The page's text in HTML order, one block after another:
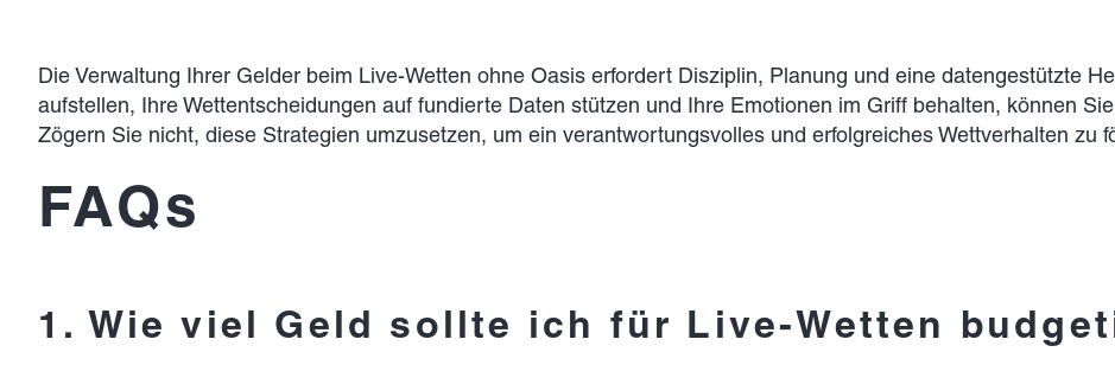
Die Verwaltung Ihrer Gelder beim Live-Wetten ohne Oasis erfordert Disziplin, Planung und eine datengestützte
aufstellen, Ihre Wettentscheidungen auf fundierte Daten stützen und Ihre Emotionen im Griff behalten, können
Zögern Sie nicht, diese Strategien umzusetzen, um ein verantwortungsvolles und erfolgreiches Wettverhalten zu
FAQs
1. Wie viel Geld sollte ich für Live-Wetten